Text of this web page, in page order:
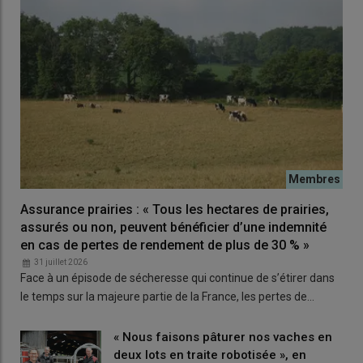
Valoriser les données des adhérents
« Une de nos ambitions est de faire reconnaître l’efficacité de nos
systèmes de production à répondre aux enjeux actuels,
notamment ceux liés à la réduction de l'empreinte carbone
. Nous réalisons un gros travail de capitalisation et de
paiements pour services environnementaux
(
, indique le président de Bio commun. Aujourd'hui, l'OP
dispose d'ailleurs d'un outil informatique pour travailler les
données des adhérents en vu de négocier un PSE.
Lire aussi
des éleveurs face aux transformateurs
Peu de pertes d'adhérents
Assurance prairies : « Tous les hectares de prairies,
assurés ou non, peuvent bénéficier d’une indemnité
en cas de pertes de rendement de plus de 30 % »
31 juillet 2026
Face à un épisode de sécheresse qui continue de s’étirer dans
le temps sur la majeure partie de la France, les pertes de…
« Nous faisons pâturer nos vaches en
deux lots en traite robotisée », en